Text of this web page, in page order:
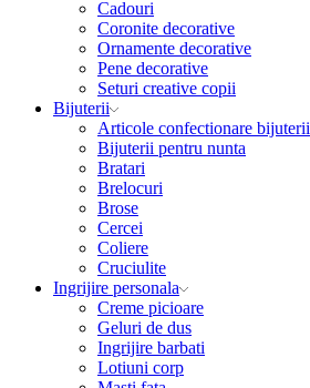
Cadouri
Coronite decorative
Ornamente decorative
Pene decorative
Seturi creative copii
Bijuterii
Articole confectionare bijuterii
Bijuterii pentru nunta
Bratari
Brelocuri
Brose
Cercei
Coliere
Cruciulite
Ingrijire personala
Creme picioare
Geluri de dus
Ingrijire barbati
Lotiuni corp